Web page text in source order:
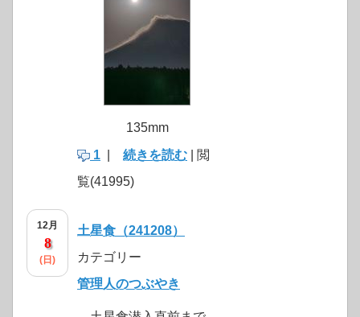
135mm
1
続きを読む | 閲
覧(41995)
12月
8
(日)
土星食（241208）
カテゴリー
管理人のつぶやき